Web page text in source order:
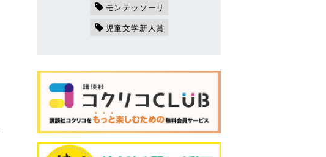
モンテッソーリ
児童文学新人賞